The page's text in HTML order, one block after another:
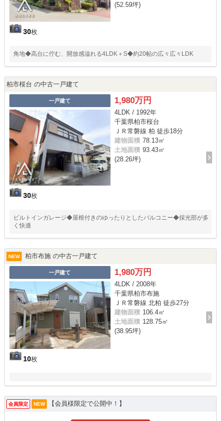
30枚
(52.59坪)
角地◆高台に佇む、開放感溢れる4LDK＋S◆約20帖の広々広々LDK
柏市桜台 の中古一戸建て
一戸建て
30枚
1,980万円
4LDK / 1992年
千葉県柏市桜台
ＪＲ常磐線 柏 徒歩18分
建物面積 78.13㎡
土地面積 93.43㎡
(28.26坪)
ビルトインガレージ◆屋根付きのゆったりとしたバルコニー◆採光部が多
く快適
NEW 柏市布施 の中古一戸建て
一戸建て
10枚
1,980万円
4LDK / 2008年
千葉県柏市布施
ＪＲ常磐線 北柏 徒歩27分
建物面積 106.4㎡
土地面積 128.75㎡
(38.95坪)
会員限定 NEW 【会員様限定で公開中！】